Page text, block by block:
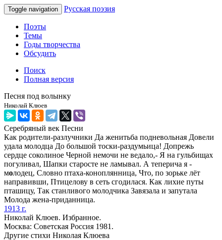
Toggle navigation Русская поэзия
Поэты
Темы
Годы творчества
Обсудить
Поиск
Полная версия
Песня под волынку
Николай Клюев
Серебряный век Песни
Как родители-разлучники Да женитьба подневольная Довели
удала молодца До большой тоски-раздумьица! Допрежь
сердце соколиное Черной немочи не ведало,- Я на гульбищах
погуливал, Шапки старосте не ламывал. А теперича я -
молодец, Словно птаха-коноплянница, Что, по зорьке лёт
направивши, Птицелову в сеть сгодилася. Как лихие путы
пташицу, Так станливого молодчика Завязала и запутала
Молода жена-приданница.
1913 г.
Николай Клюев. Избранное.
Москва: Советская Россия 1981.
Другие стихи Николая Клюева